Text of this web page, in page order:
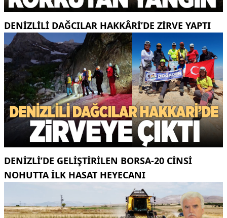
DENIZLILI DAĞCILAR HAKKÂRI’DE ZIRVE YAPTI
DENIZLI’DE GELIŞTIRILEN BORSA-20 CINSI
NOHUTTA ILK HASAT HEYECANI